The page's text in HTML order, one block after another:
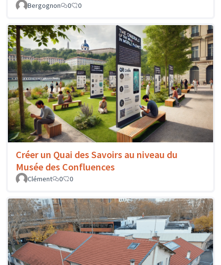
Bergognon 0 0
Créer un Quai des Savoirs au niveau du
Musée des Confluences
Clément 0 0